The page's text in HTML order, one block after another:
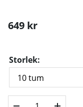
649 kr
Storlek: